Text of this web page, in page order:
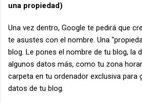
una propiedad)
Una vez dentro, Google te pedirá que
te asustes con el nombre. Una
blog. Le pones el nombre de tu blog, la
algunos datos más, como tu zona
carpeta en tu ordenador exclusiva para
datos de tu blog.